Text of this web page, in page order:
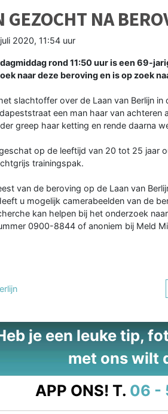
GEZOCHT NA
2020, 11:54 uur
rond 11:50 uur is een 69-
naar deze beroving en is op zoek
slachtoffer over de Laan van Berlijn
een man haar van achteren
greep haar ketting en rende daarna
op de leeftijd van 20 tot 25 jaar
trainingspak.
van de beroving op de Laan van
u mogelijk camerabeelden van de
kan helpen bij het onderzoek
0900-8844 of anoniem bij Meld
je een leuke tip,
met ons wilt
APP ONS! T. 06 -